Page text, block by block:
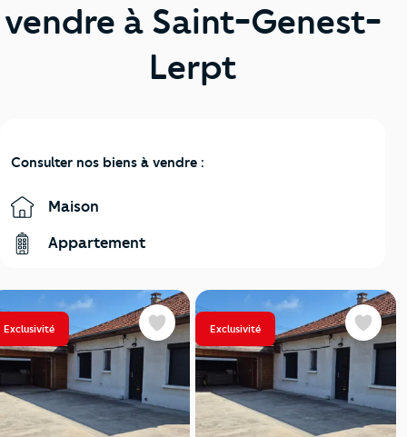
vendre à Saint-Genest-
Lerpt
Consulter nos biens à vendre :
Maison
Appartement
Exclusivité Favoris Exclusivité Favoris